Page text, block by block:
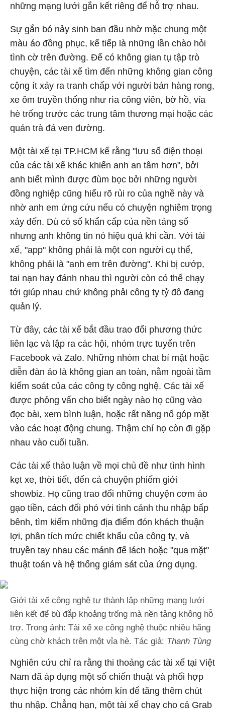
những mạng lưới gắn kết riêng để hỗ trợ nhau.
Sự gắn bó nảy sinh ban đầu nhờ mặc chung một
màu áo đồng phục, kế tiếp là những lần chào hỏi
tình cờ trên đường. Để có không gian tụ tập trò
chuyện, các tài xế tìm đến những không gian công
cộng ít xảy ra tranh chấp với người bán hàng rong,
xe ôm truyền thống như rìa công viên, bờ hồ, vỉa
hè trống trước các trung tâm thương mại hoặc các
quán trà đá ven đường.
Một tài xế tại TP.HCM kể rằng "lưu số điện thoại
của các tài xế khác khiến anh an tâm hơn", bởi
anh biết mình được đùm bọc bởi những người
đồng nghiệp cũng hiểu rõ rủi ro của nghề này và
nhờ anh em ứng cứu nếu có chuyện nghiêm trọng
xảy đến. Dù có số khẩn cấp của nền tảng số
nhưng anh không tin nó hiệu quả khi cần. Với tài
xế, "app" không phải là một con người cụ thể,
không phải là "anh em trên đường". Khi bị cướp,
tai nạn hay đánh nhau thì người còn có thể chạy
tới giúp nhau chứ không phải công ty tỷ đô đang
quản lý.
Từ đây, các tài xế bắt đầu trao đổi phương thức
liên lạc và lập ra các hội, nhóm trực tuyến trên
Facebook và Zalo. Những nhóm chat bí mật hoặc
diễn đàn ảo là không gian an toàn, nằm ngoài tầm
kiểm soát của các công ty công nghệ. Các tài xế
được phỏng vấn cho biết ngày nào họ cũng vào
đọc bài, xem bình luận, hoặc rất năng nổ góp mặt
vào các hoạt động chung. Thậm chí họ còn đi gặp
nhau vào cuối tuần.
Các tài xế thảo luận về mọi chủ đề như tình hình
kẹt xe, thời tiết, đến cả chuyện phiếm giới
showbiz. Họ cũng trao đổi những chuyện cơm áo
gạo tiền, cách đối phó với tình cảnh thu nhập bấp
bênh, tìm kiếm những địa điểm đón khách thuận
lợi, phân tích mức chiết khấu của công ty, và
truyền tay nhau các mánh để lách hoặc "qua mặt"
thuật toán và hệ thống giám sát của ứng dụng.
Giới tài xế công nghệ tự thành lập những mạng lưới
liên kết để bù đắp khoảng trống mà nền tảng không hỗ
trợ. Trong ảnh: Tài xế xe công nghệ thuộc nhiều hãng
cùng chờ khách trên một vỉa hè. Tác giả: Thanh Tùng
Nghiên cứu chỉ ra rằng thi thoảng các tài xế tại Việt
Nam đã áp dụng một số chiến thuật và phối hợp
thực hiện trong các nhóm kín để tăng thêm chút
thu nhập. Chẳng hạn, một tài xế chạy cho cả Grab